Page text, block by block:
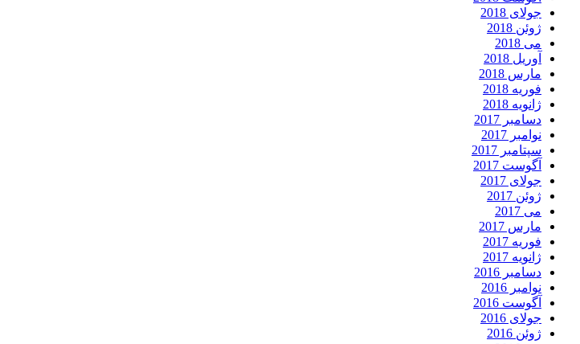
جولای 2018
ژوئن 2018
می 2018
آوریل 2018
مارس 2018
فوریه 2018
ژانویه 2018
دسامبر 2017
نوامبر 2017
سپتامبر 2017
آگوست 2017
جولای 2017
ژوئن 2017
می 2017
مارس 2017
فوریه 2017
ژانویه 2017
دسامبر 2016
نوامبر 2016
آگوست 2016
جولای 2016
ژوئن 2016